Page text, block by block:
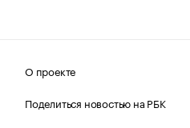
О проекте
Поделиться новостью на РБК